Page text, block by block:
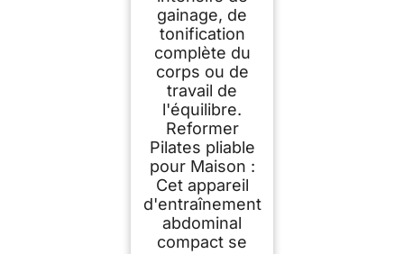
gainage, de
tonification
complète du
corps ou de
travail de
l'équilibre.
Reformer
Pilates pliable
pour Maison :
Cet appareil
d'entraînement
abdominal
compact se